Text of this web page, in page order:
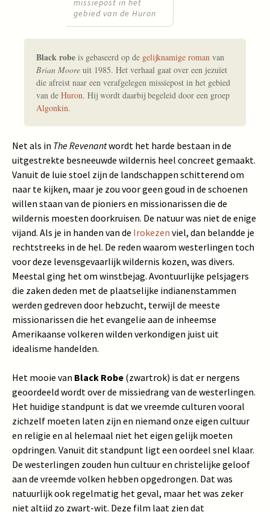
missiepost in het
gebied van de Huron
Black robe is gebaseerd op de gelijknamige roman van
Brian Moore uit 1985. Het verhaal gaat over een jezuïet
die afreist naar een verafgelegen missiepost in het gebied
van de Huron. Hij wordt daarbij begeleid door een groep
Algonkin.
Net als in The Revenantwordt het harde bestaan in de
uitgestrekte besneeuwde wildernis heel concreet gemaakt.
Vanuit de luie stoel zijn de landschappen schitterend om
naar te kijken, maar je zou voor geen goud in de schoenen
willen staan van de pioniers en missionarissen die de
wildernis moesten doorkruisen. De natuur was niet de enige
vijand. Als je in handen van de Irokezen viel, dan belandde je
rechtstreeks in de hel. De reden waarom westerlingen toch
voor deze levensgevaarlijk wildernis kozen, was divers.
Meestal ging het om winstbejag. Avontuurlijke pelsjagers
die zaken deden met de plaatselijke indianenstammen
werden gedreven door hebzucht, terwijl de meeste
missionarissen die het evangelie aan de inheemse
Amerikaanse volkeren wilden verkondigen juist uit
idealisme handelden.
Het mooie van Black Robe (zwartrok) is dat er nergens
geoordeeld wordt over de missiedrang van de westerlingen.
Het huidige standpunt is dat we vreemde culturen vooral
zichzelf moeten laten zijn en niemand onze eigen cultuur
en religie en al helemaal niet het eigen gelijk moeten
opdringen. Vanuit dit standpunt ligt een oordeel snel klaar.
De westerlingen zouden hun cultuur en christelijke geloof
aan de vreemde volken hebben opgedrongen. Dat was
natuurlijk ook regelmatig het geval, maar het was zeker
niet altijd zo zwart-wit. Deze film laat zien dat